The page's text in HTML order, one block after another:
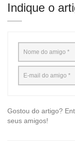
Indique o
Gostou do artigo?
seus amigos!